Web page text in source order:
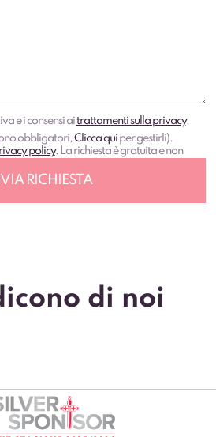
e i consensi aitrattamenti sulla privacy.
obbligatori,Clicca quiper gestirli).
policy. La richiesta è gratuita e non
di noi